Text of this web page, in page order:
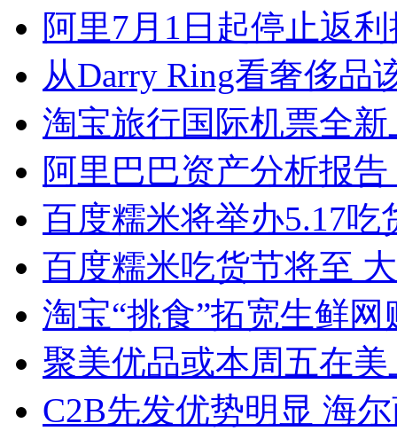
阿里7月1日起停止返
从Darry Ring看奢侈品
淘宝旅行国际机票全
阿里巴巴资产分析报
百度糯米将举办5.17
百度糯米吃货节将至
淘宝“挑食”拓宽生鲜网
聚美优品或本周五在
C2B先发优势明显 海